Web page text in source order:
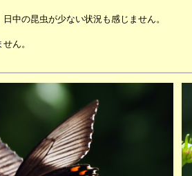
中の昆虫が少ない状況も感じません。
ん。